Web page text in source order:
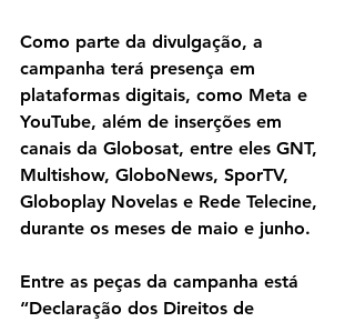
Como parte da divulgação, a
campanha terá presença em
plataformas digitais, como Meta e
YouTube, além de inserções em
canais da Globosat, entre eles GNT,
Multishow, GloboNews, SporTV,
Globoplay Novelas e Rede Telecine,
durante os meses de maio e junho.
Entre as peças da campanha está
“Declaração dos Direitos de